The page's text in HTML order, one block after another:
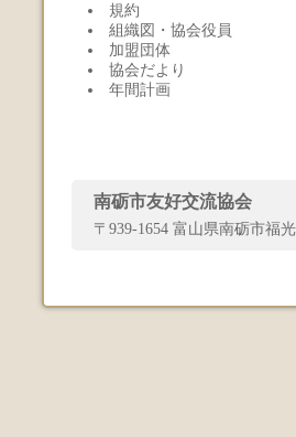
規約
組織図・協会役員
加盟団体
協会だより
年間計画
南砺市友好交流協会
〒939-1654 富山県南砺市